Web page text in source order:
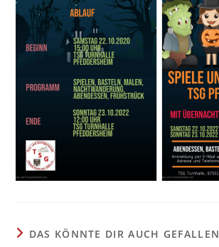
DAS KÖNNTE DIR AUCH GEFALLEN